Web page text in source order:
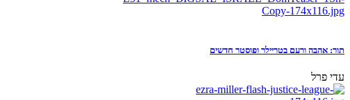
תור: אהבה ורעם בטריילר ופוסטר חדשים
עדי פרל